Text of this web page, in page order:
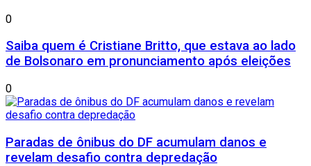
0
Saiba quem é Cristiane Britto, que estava ao lado
de Bolsonaro em pronunciamento após eleições
0
Paradas de ônibus do DF acumulam danos e
revelam desafio contra depredação